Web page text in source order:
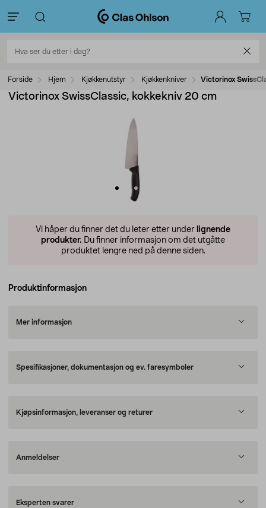
Forside Hjem Kjøkkenutstyr Kjøkkenkniver Victorinox
Victorinox SwissClassic, kokkekniv 20 cm
Vi håper du finner det du leter etter under lignende
produkter. Du finner informasjon om det utgåtte
produktet lengre ned på denne siden.
Produktinformasjon
Mer informasjon
Spesifikasjoner, dokumentasjon og ev. faresymboler
Kjøpsinformasjon, leveranser og returer
Anmeldelser
Eksperten svarer